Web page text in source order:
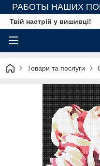
РАБОТЫ НАШИХ
Твій настрій у вишивці!
Товари та послуги